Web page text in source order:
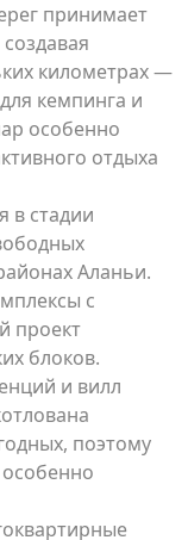
принимает
километрах —
кемпинга и
особенно
отдыха
в стадии
Аланьи.
с
проект
блоков.
и вилл
поэтому